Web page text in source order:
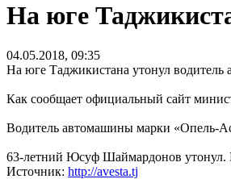
На юге
04.05.2018, 09:35
На юге Таджикистана утонул
Как сообщает официальный сайт
Водитель автомашины марки «Опель-
63-летний Юсуф Шаймардонов утонул. В
Источник: http://avesta.tj